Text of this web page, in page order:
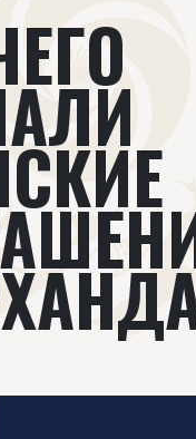
Подкасты